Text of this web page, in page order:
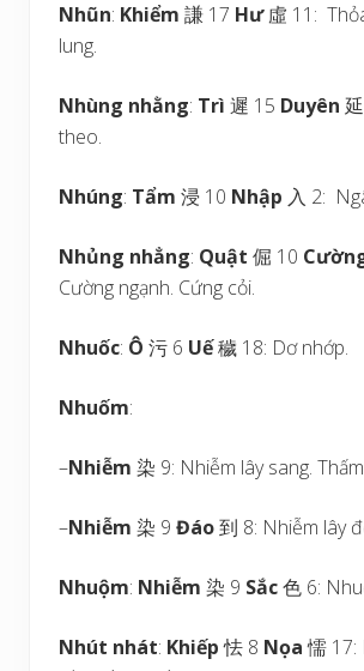
Nhũn: Khiểm 謙 17 Hư虛 11:
lung.
Nhùng nhằng: Trì 遲 15 Duyên
theo.
Nhúng: Tẩm 浸 10 Nhập 入 2:
Nhủng nhẳng: Quật 倔 10
Cường ngạnh. Cứng cỏi.
Nhuốc: Ô 污 6 Uế穢 18: Dơ nhớp.
Nhuốm:
–Nhiễm 染 9: Nhiễm lây sang.
–Nhiễm 染 9 Đáo到 8: Nhiễm lây
Nhuộm: Nhiễm 染 9 Sắc色 6:
Nhút nhát: Khiếp怯 8 Nọa懦 17: